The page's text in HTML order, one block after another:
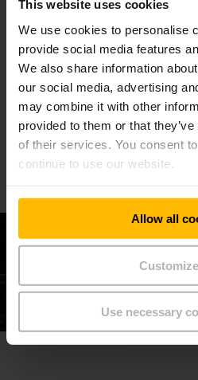
This website uses cookies
We use cookies to personalise
provide social media features
We also share information
our social media, advertising
may combine it with other
provided to them or that
of their services. You consent
continue to use our website.
Allow all
Customize
Use necessary
Jungheinrich
Váratlan gépleállás, igények
tervezett csúcsidőszak:
igényeknek pontosan megfelelő
Így elkerüli, hogy
fenn, ami feleslegesen nagy
600 különböző
világszerte összesen